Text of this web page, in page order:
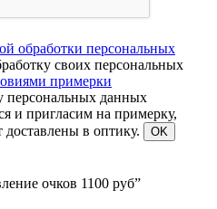
обработки персональных
своих персональных
примерки
персональных данных
и пригласим на примерку,
доставлены в оптику.
OK
очков 1100 руб”